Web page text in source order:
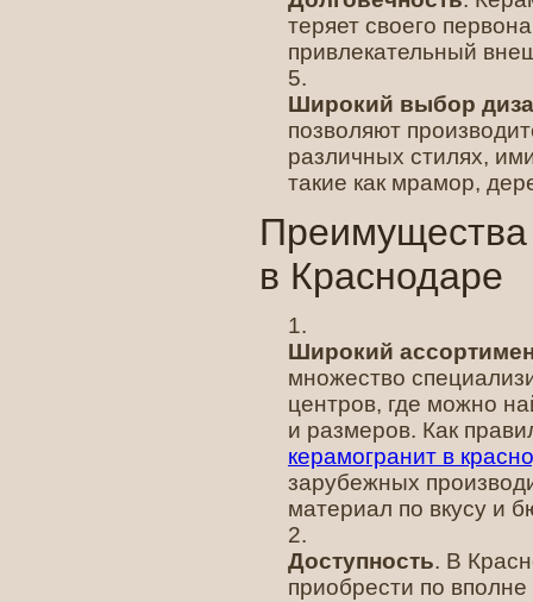
теряет своего
привлекательный
Широкий выбор
позволяют
различных стилях,
такие как мрамор,
Преимущества
в Краснодаре
Широкий
множество
центров, где можно
и размеров. Как
керамогранит в
зарубежных
материал по вкусу и
Доступность. В
приобрести по